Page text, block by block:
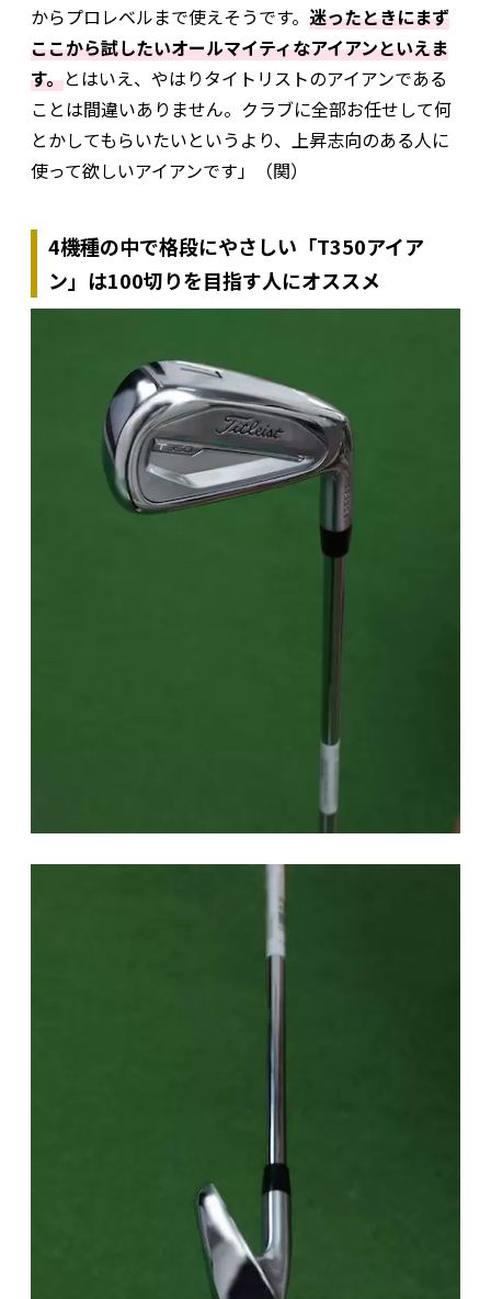
からプロレベルまで使えそうです。 迷ったときにまず
ここから試したいオールマイティなアイアンといえま
す。とはいえ、やはりタイトリストのアイアンである
ことは間違いありません。クラブに全部お任せして何
とかしてもらいたいというより、上昇志向のある人に
使って欲しいアイアンです」（関）
4機種の中で格段にやさしい「T350アイア
ン」は100切りを目指す人にオススメ